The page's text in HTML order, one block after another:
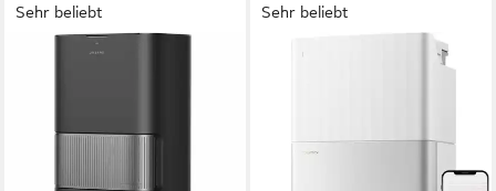
Sehr beliebt
600 W Leistung
Sehr beliebt
ROBOROCK
Wischmopp